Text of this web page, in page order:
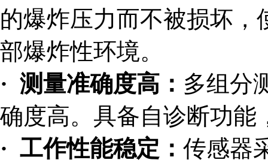
的爆炸压力而不被损坏
部爆炸性环境。
· 测量准确度高： 多组分
确度高。具备自诊断功能
· 工作性能稳定： 传感器